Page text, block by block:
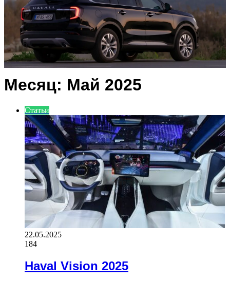
Месяц: Май 2025
Статьи
22.05.2025
184
Haval Vision 2025